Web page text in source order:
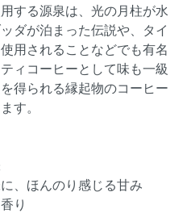
する源泉は、光の月柱が水
ダが泊まった伝説や、タイ
用されることなどでも有名
ィコーヒーとして味も一級
得られる縁起物のコーヒー
す。
、ほんのり感じる甘み
り